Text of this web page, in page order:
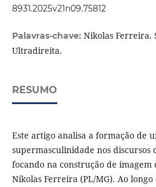
8931.2025v21n09.75812
Palavras-chave: Nikolas Ferreira.
Ultradireita.
RESUMO
Este artigo analisa a formação de
supermasculinidade nos
focando na construção de
Nikolas Ferreira (PL/MG). Ao longo